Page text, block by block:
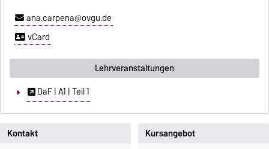
ana.carpena@ovgu.de
vCard
Lehrveranstaltungen
DaF | A1 | Teil 1
Kontakt
Kursangebot